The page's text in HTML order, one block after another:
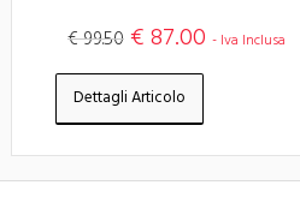
€ 99.50 € 87.00 - Iva Inclusa
Dettagli Articolo